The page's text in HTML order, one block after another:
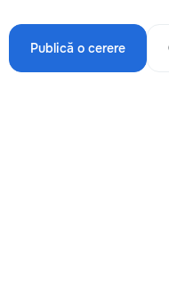
Publică o cerere